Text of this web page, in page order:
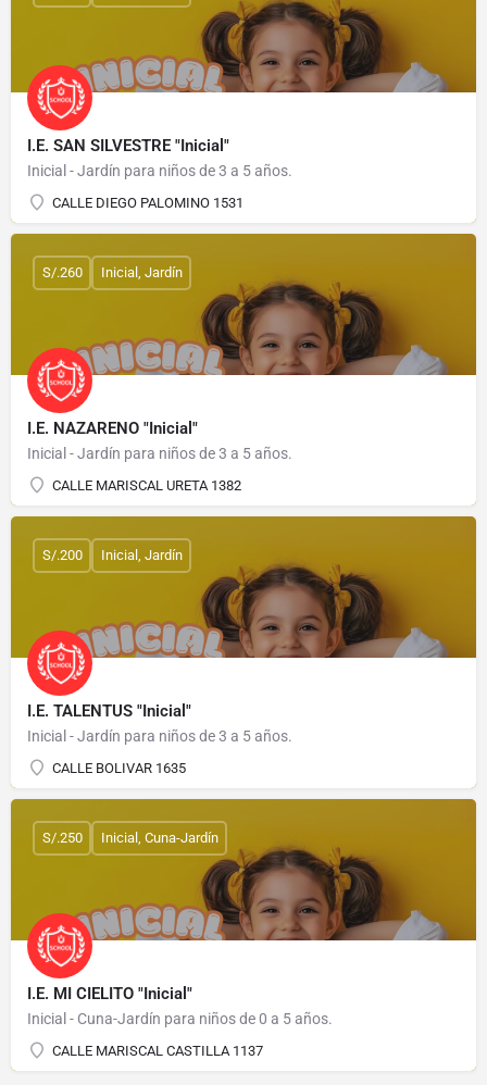
I.E. SAN SILVESTRE "Inicial"
Inicial - Jardín para niños de 3 a 5 años.
CALLE DIEGO PALOMINO 1531
I.E. NAZARENO "Inicial"
Inicial - Jardín para niños de 3 a 5 años.
CALLE MARISCAL URETA 1382
S/.260 Inicial, Jardín
I.E. TALENTUS "Inicial"
Inicial - Jardín para niños de 3 a 5 años.
CALLE BOLIVAR 1635
S/.200 Inicial, Jardín
I.E. MI CIELITO "Inicial"
Inicial - Cuna-Jardín para niños de 0 a 5 años.
CALLE MARISCAL CASTILLA 1137
S/.250 Inicial, Cuna-Jardín